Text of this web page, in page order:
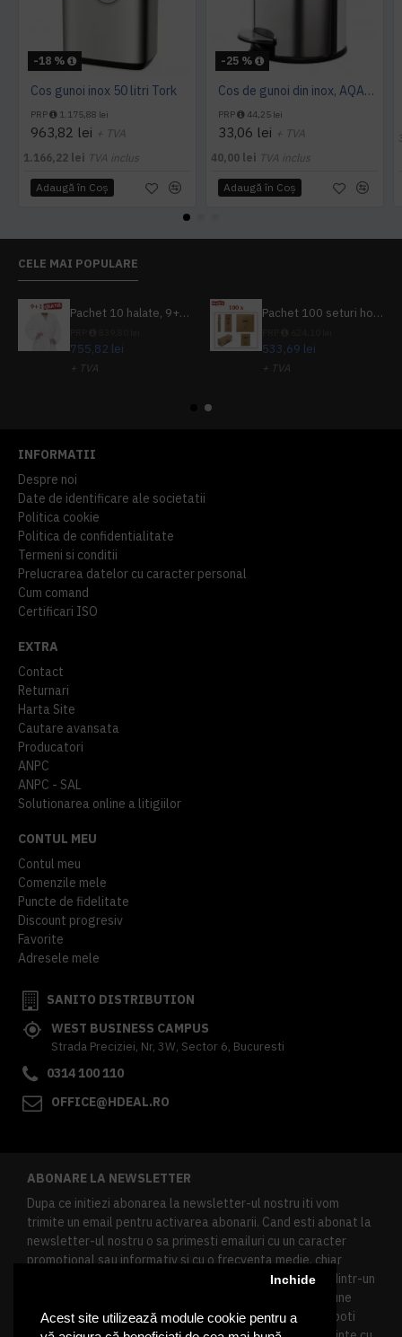
Acest site utilizează module cookie pentru a
Inchide
-18 %
Cos gunoi inox 50 litri Tork
PRP 1.175,88 lei
963,82 lei + TVA
1.166,22 lei TVA inclus
Adaugă în Coş
-25 %
Cos de gunoi din inox, AQAS 5L
PRP 44,25 lei
33,06 lei + TVA
40,00 lei TVA inclus
Adaugă în Coş
CELE MAI POPULARE
Pachet 10 halate, 9+1 gratuit
755,82 lei
+ TVA
Pachet 100 seturi hoteliere, set dentar, set barbierit, casca de dus, pila unghii, set cusut
533,69 lei
+ TVA
INFORMATII
Despre noi
Date de identificare ale societatii
Politica cookie
Politica de confidentialitate
Termeni si conditii
Prelucrarea datelor cu caracter personal
Cum comand
Certificari ISO
EXTRA
Contact
Returnari
Harta Site
Cautare avansata
Producatori
ANPC
ANPC - SAL
Solutionarea online a litigiilor
CONTUL MEU
Contul meu
Comenzile mele
Puncte de fidelitate
Discount progresiv
Favorite
Adresele mele
SANITO DISTRIBUTION
WEST BUSINESS CAMPUS
Strada Preciziei, Nr, 3W, Sector 6, Bucuresti
0314 100 110
OFFICE@HDEAL.RO
ABONARE LA NEWSLETTER
Dupa ce initiezi abonarea la newsletter-ul nostru iti vom
trimite un email pentru activarea abonarii. Cand esti abonat la
newsletter-ul nostru o sa primesti emailuri cu un caracter
promotional sau informativ si cu o frecventa medie, chiar
redusa. Daca doresti sa te dezabonezi poti urma linkul dintr-un
newsletter primit, daca esti client inregistrat ai o sectiune
speciala in contul tau in acest scop, si de asemenea ne poti